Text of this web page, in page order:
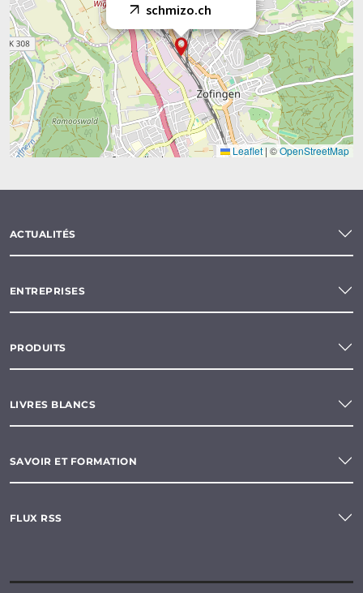
schmizo.ch
Leaflet | ©OpenStreetMap
ACTUALITÉS
ENTREPRISES
PRODUITS
LIVRES BLANCS
SAVOIR ET FORMATION
FLUX RSS